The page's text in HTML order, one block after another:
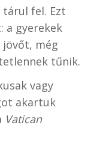
fel. Ezt
a gyerekek
jövőt, még
tűnik.
vagy
akartuk
Vatican